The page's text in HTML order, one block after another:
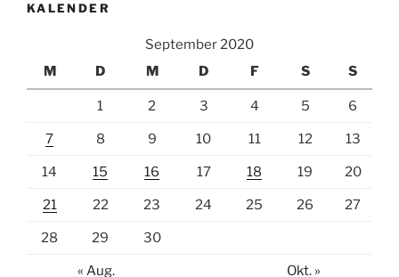
KALENDER
September 2020
M
D M D F S S
1 2 3 4 5 6
7 8 9 10 11 12 13
14 15 16 17 18 19 20
21 22 23 24 25 26 27
28 29 30
« Aug. Okt. »